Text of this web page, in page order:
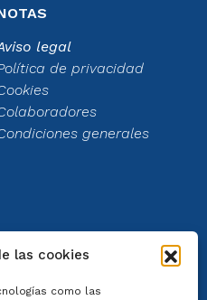
las cookies
como las
legal
de privacidad
generales